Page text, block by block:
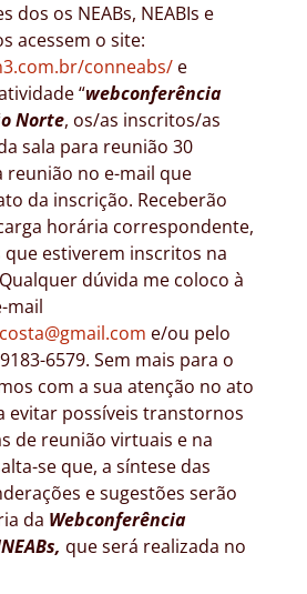
dos os NEABs, NEABIs e
acessem o site:
conneabs/ e
“webconferência
Norte, os/as inscritos/as
sala para reunião 30
reunião no e-mail que
da inscrição. Receberão
horária correspondente,
estiverem inscritos na
dúvida me coloco à
mail
e/ou pelo
6579. Sem mais para o
com a sua atenção no ato
evitar possíveis transtornos
de reunião virtuais e na
se que, a síntese das
e sugestões serão
da Webconferência
que será realizada no